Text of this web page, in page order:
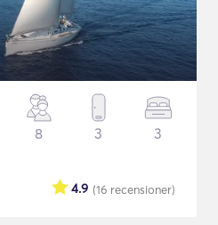
8 3 3
(16 recensioner)
4.9